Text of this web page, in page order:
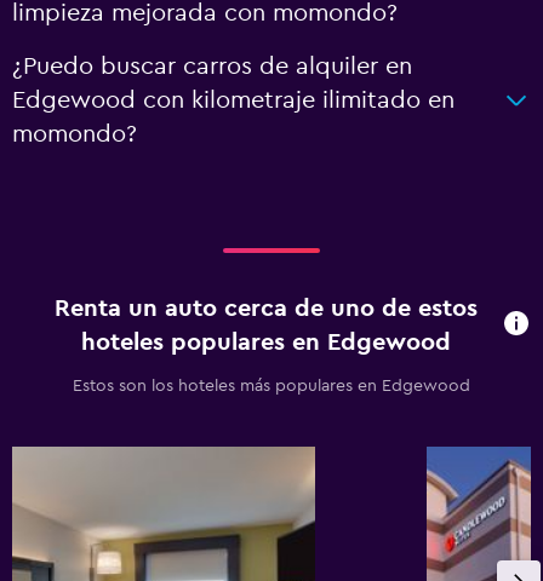
limpieza mejorada con momondo?
¿Puedo buscar carros de alquiler en
Edgewood con kilometraje ilimitado en
momondo?
Renta un auto cerca de uno de estos
hoteles populares en Edgewood
Estos son los hoteles más populares en Edgewood